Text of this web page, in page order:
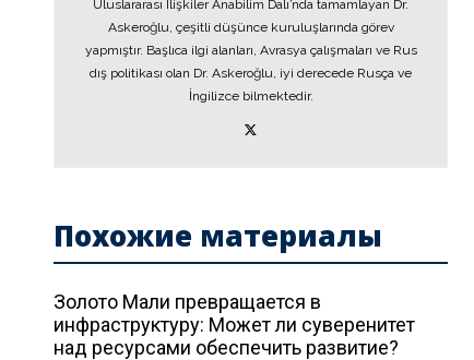
Uluslararası İlişkiler Anabilim Dalı’nda tamamlayan Dr.
Askeroğlu, çeşitli düşünce kuruluşlarında görev
yapmıştır. Başlıca ilgi alanları, Avrasya çalışmaları ve Rus
dış politikası olan Dr. Askeroğlu, iyi derecede Rusça ve
İngilizce bilmektedir.
Похожие материалы
Золото Мали превращается в
инфраструктуру: Может ли суверенитет
над ресурсами обеспечить развитие?